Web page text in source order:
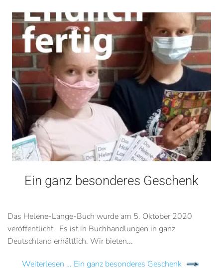
Ein ganz besonderes Geschenk
Das Helene-Lange-Buch wurde am 5. Oktober 2020
veröffentlicht. Es ist in Buchhandlungen in ganz
Deutschland erhältlich. Wir bieten...
Weiterlesen … Ein ganz besonderes Geschenk